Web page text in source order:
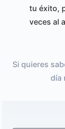
tu éxito,
veces al
Si quieres
día